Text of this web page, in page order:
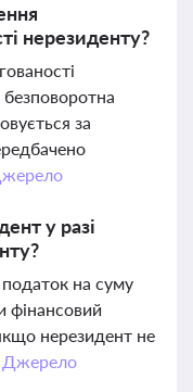
нерезиденту?
безповоротна
за
у разі
на суму
фінансовий
нерезидент не
Джерело